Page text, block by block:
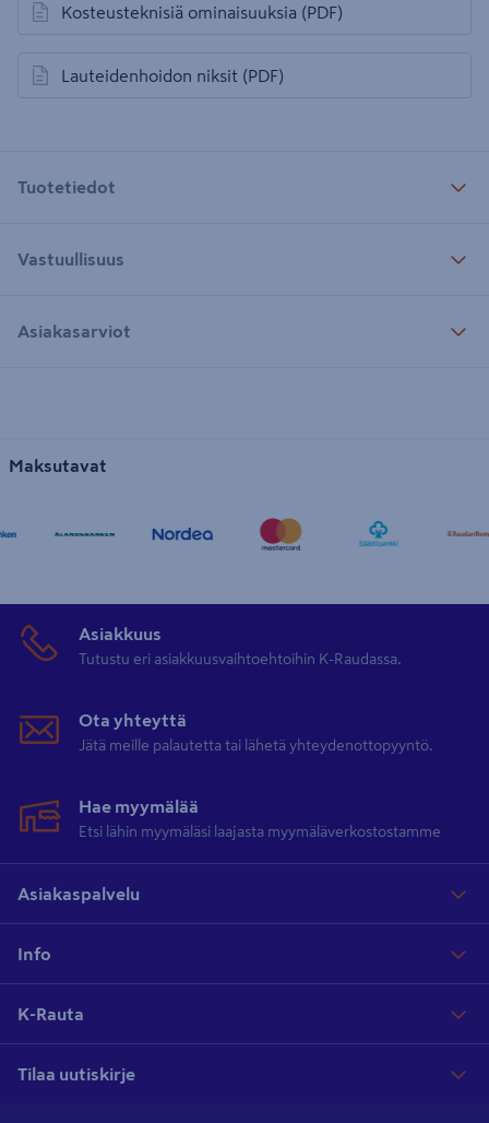
Kosteusteknisiä ominaisuuksia (PDF)
avautuu uuteen välilehteen
Lauteidenhoidon niksit (PDF)
avautuu uuteen välilehteen
Tuotetiedot
Vastuullisuus
Asiakasarviot
Maksutavat
Asiakkuus
Tutustu eri asiakkuusvaihtoehtoihin K-Raudassa.
Ota yhteyttä
Jätä meille palautetta tai lähetä yhteydenottopyyntö.
Hae myymälää
Etsi lähin myymäläsi laajasta myymäläverkostostamme
Asiakaspalvelu
Info
K-Rauta
Tilaa uutiskirje